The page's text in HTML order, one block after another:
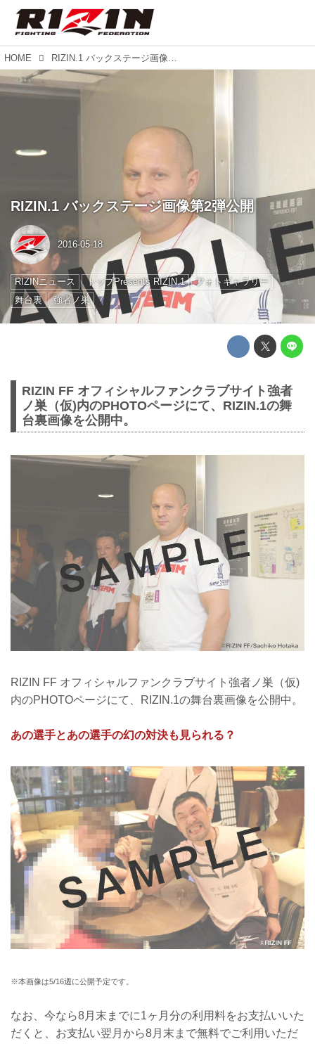
HOME RIZIN.1 バックステージ画像第2弾公開
RIZIN.1 バックステージ画像第2弾公開
2016-05-18
RIZINニュース トップPresents RIZIN.1
フォトギャラリー
舞台裏
強者ノ巣
RIZIN FF オフィシャルファンクラブサイト強者
ノ巣（仮)内のPHOTOページにて、RIZIN.1の舞
台裏画像を公開中。
RIZIN FF オフィシャルファンクラブサイト強者ノ巣（仮)
内のPHOTOページにて、RIZIN.1の舞台裏画像を公開中。
あの選手とあの選手の幻の対決も見られる？
※本画像は5/16週に公開予定です。
なお、今なら8月末までに1ヶ月分の利用料をお支払いいた
だくと、お支払い翌月から8月末まで無料でご利用いただ